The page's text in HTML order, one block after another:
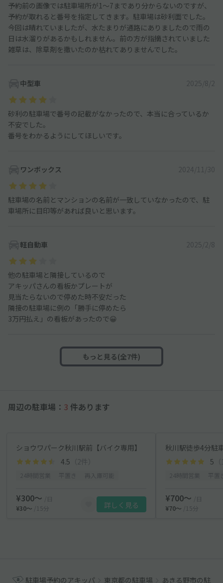
予約前の画像では駐車場所が1〜7まであり分からないのですが、
予約が取れると番号を指定してきます。駐車場は砂利面でした。
今回は晴れていましたが、水たまりが通路にありましたので雨の
日は水溜りがあるかもしれません。前の方が指摘されていました
雑草は、除草剤を撒いたのか枯れてありませんでした。
中型車 2025/8/2
砂利の駐車場で番号の記載がなかったので、本当に合っているか
不安でした。
番号をわかるようにしてほしいです。
ワンボックス 2024/11/30
駐車場の名前とマンションの名前が一致していなかったので、駐
車場所に目印等があれば良いと思います。
軽自動車 2025/2/8
他の駐車場と隣接しているので
アキッパさんの看板かプレートが
見当たらないので停めた時不安だった
隣接の駐車場に例の「勝手に停めたら
3万円払え」の看板があったので😀
もっと見る(全7件)
周辺の駐車場： 3 件あります
ショウワパーク秋川駅前【バイク専用】
4.5 （2件）
¥300〜
/日
¥30〜
/15分 詳しく見る
秋川駅徒歩4分駐
5
¥700〜
/日
¥70〜
/15分
駐車場予約のアキッパ 東京都の駐車場 あきる野市の駐車